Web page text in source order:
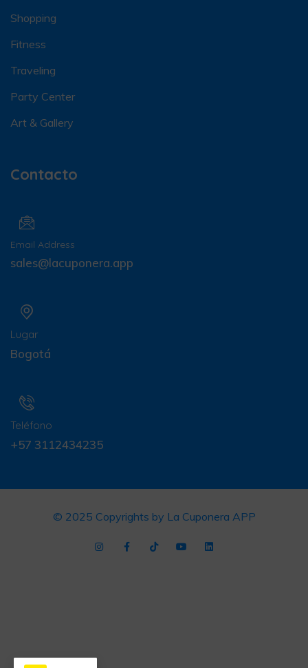
Shopping
Fitness
Traveling
Party Center
Art & Gallery
Contacto
Email Address
sales@lacuponera.app
Lugar
Bogotá
Teléfono
+57 3112434235
© 2025 Copyrights by La Cuponera APP